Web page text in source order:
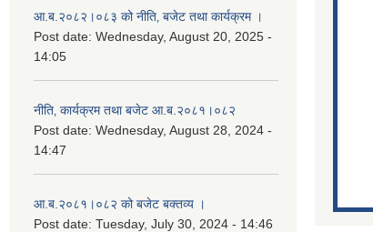
आ.ब.२०८२।०८३ को नीति‚ बजेट तथा कार्यक्रम ।
Post date: Wednesday, August 20, 2025 -
14:05
नीति‚ कार्यक्रम तथा बजेट आ.ब.२०८१।०८२
Post date: Wednesday, August 28, 2024 -
14:47
आ.ब.२०८१।०८२ को बजेट बक्तव्य ।
Post date: Tuesday, July 30, 2024 - 14:46